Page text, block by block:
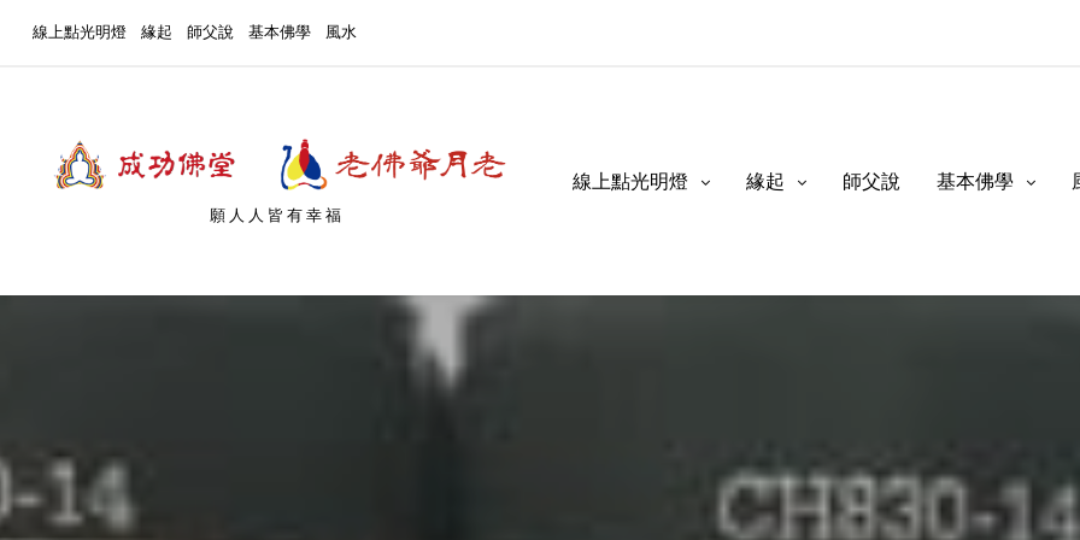
線上點光明燈 緣起 師父說 基本佛學 風水
願人人皆有幸福
線上點光明燈 緣起 師父說 基本佛學